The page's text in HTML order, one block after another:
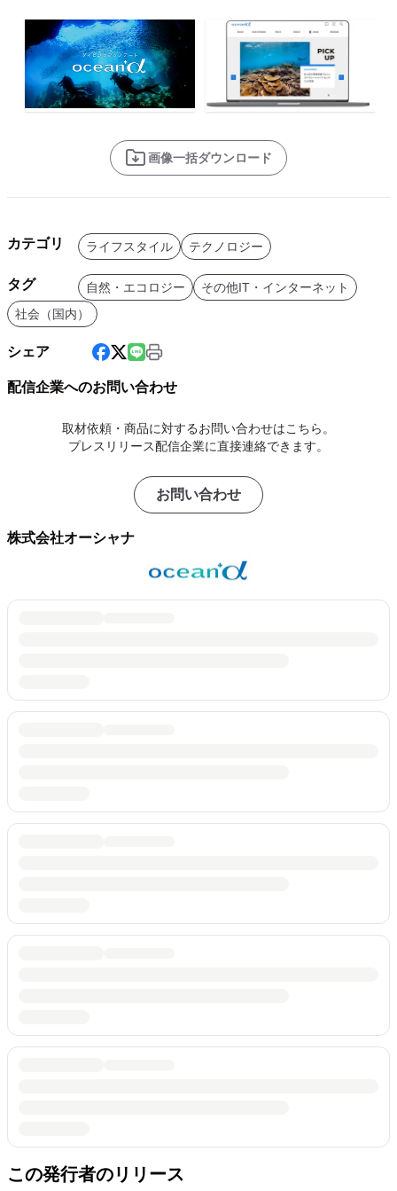
画像一括ダウンロード
カテゴリ ライフスタイル テクノロジー
タグ 自然・エコロジー
その他IT・インターネット
社会（国内）
シェア
配信企業へのお問い合わせ
取材依頼・商品に対するお問い合わせはこちら。
プレスリリース配信企業に直接連絡できます。
お問い合わせ
株式会社オーシャナ
この発行者のリリース